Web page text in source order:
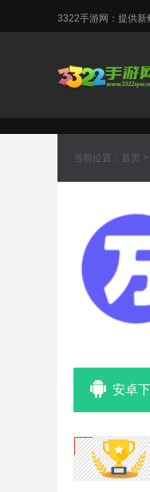
3322手游网：提供新
当前位置： 首页 >
安卓